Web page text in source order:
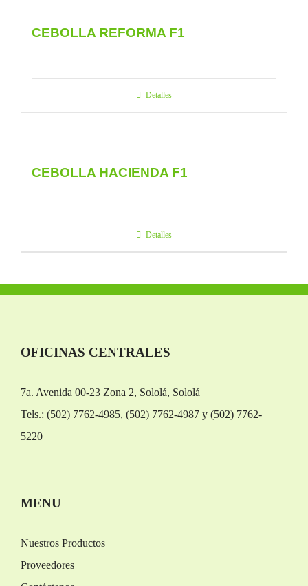
CEBOLLA REFORMA F1
Detalles
CEBOLLA HACIENDA F1
Detalles
OFICINAS CENTRALES
7a. Avenida 00-23 Zona 2, Sololá, Sololá
Tels.: (502) 7762-4985, (502) 7762-4987 y (502) 7762-
5220
MENU
Nuestros Productos
Proveedores